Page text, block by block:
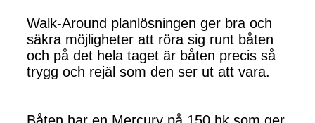
Walk-Around planlösningen ger bra och
säkra möjligheter att röra sig runt båten
och på det hela taget är båten precis så
trygg och rejäl som den ser ut att vara.